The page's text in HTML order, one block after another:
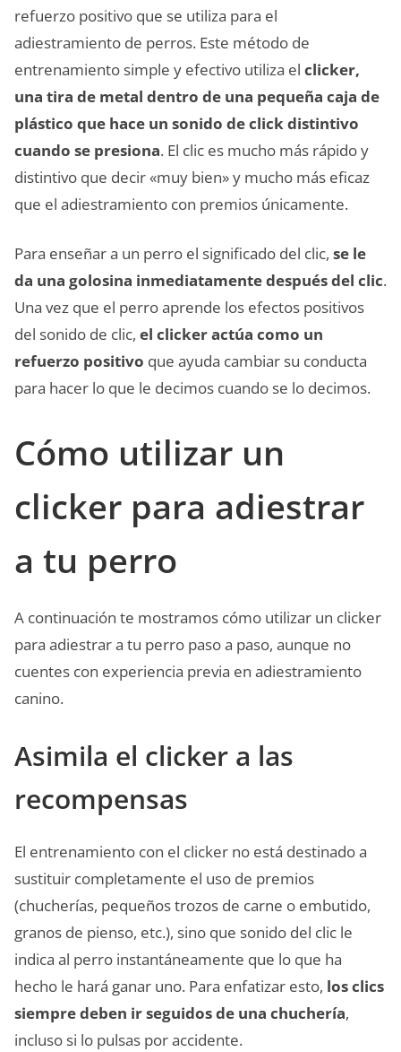
refuerzo positivo que se utiliza para el
adiestramiento de perros. Este método de
entrenamiento simple y efectivo utiliza el clicker,
una tira de metal dentro de una pequeña caja de
plástico que hace un sonido de click distintivo
cuando se presiona. El clic es mucho más rápido y
distintivo que decir «muy bien» y mucho más eficaz
que el adiestramiento con premios únicamente.
Para enseñar a un perro el significado del clic, se le
da una golosina inmediatamente después del clic.
Una vez que el perro aprende los efectos positivos
del sonido de clic, el clicker actúa como un
refuerzo positivo que ayuda cambiar su conducta
para hacer lo que le decimos cuando se lo decimos.
Cómo utilizar un
clicker para adiestrar
a tu perro
A continuación te mostramos cómo utilizar un clicker
para adiestrar a tu perro paso a paso, aunque no
cuentes con experiencia previa en adiestramiento
canino.
Asimila el clicker a las
recompensas
El entrenamiento con el clicker no está destinado a
sustituir completamente el uso de premios
(chucherías, pequeños trozos de carne o embutido,
granos de pienso, etc.), sino que sonido del clic le
indica al perro instantáneamente que lo que ha
hecho le hará ganar uno. Para enfatizar esto, los clics
siempre deben ir seguidos de una chuchería,
incluso si lo pulsas por accidente.